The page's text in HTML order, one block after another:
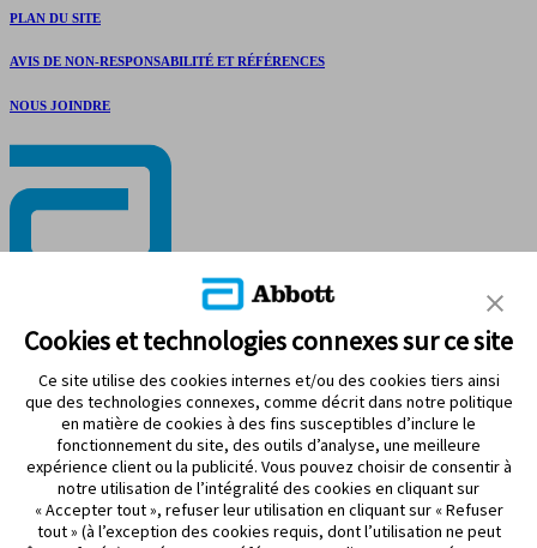
PLAN DU SITE
AVIS DE NON-RESPONSABILITÉ ET RÉFÉRENCES
NOUS JOINDRE
Modalités d’utilisation
Politique de confidentialité
Énoncé d’accessibilité
Préférences de cookies
Cookies et technologies connexes sur ce site
Ce site utilise des cookies internes et/ou des cookies tiers ainsi
que des technologies connexes, comme décrit dans notre politique
en matière de cookies à des fins susceptibles d’inclure le
fonctionnement du site, des outils d’analyse, une meilleure
expérience client ou la publicité. Vous pouvez choisir de consentir à
notre utilisation de l’intégralité des cookies en cliquant sur
« Accepter tout », refuser leur utilisation en cliquant sur « Refuser
tout » (à l’exception des cookies requis, dont l’utilisation ne peut